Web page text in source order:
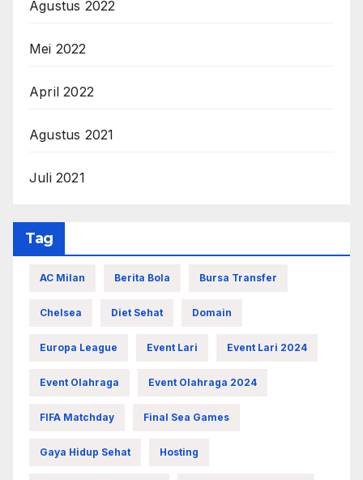
Agustus 2022
Mei 2022
April 2022
Agustus 2021
Juli 2021
Tag
AC Milan Berita Bola Bursa Transfer
Chelsea Diet Sehat Domain
Europa League Event Lari Event Lari 2024
Event Olahraga Event Olahraga 2024
FIFA Matchday Final Sea Games
Gaya Hidup Sehat Hosting